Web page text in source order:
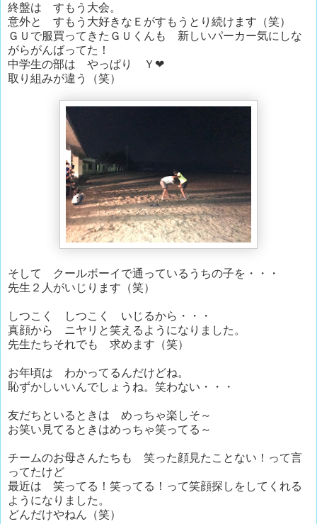
終盤は すもう大会。
意外と すもう大好きなＥがすもうとり続けます（笑）
ＧＵで服買ってきたＧＵくんも 新しいパーカー気にしな
がらがんばってた！
中学生の部は やっぱり Ｙ❤
取り組みが違う（笑）
そして クールボーイで通っているうちの子を・・・
先生２人がいじります（笑）
しつこく しつこく いじるから・・・
真顔から ニヤリと笑えるようになりました。
先生たちそれでも 求めます（笑）
お年頃は わかってるんだけどね。
恥ずかしいいんでしょうね。笑わない・・・
友だちといるときは めっちゃ楽しそ～
お笑い見てるときはめっちゃ笑ってる～
チームのお母さんたちも 笑った顔見たことない！って言
ってたけど
最近は 笑ってる！笑ってる！って笑顔探しをしてくれる
ようになりました。
どんだけやねん（笑）